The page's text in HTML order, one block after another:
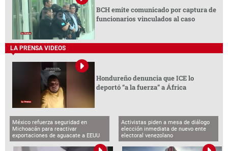
BCH emite comunicado por captura de
funcionarios vinculados al caso
LA PRENSA VIDEOS
Hondureño denuncia que ICE lo
deportó “a la fuerza” a África
México refuerza seguridad en
Michoacán para reactivar
exportaciones de aguacate a EEUU
Activistas piden a mesa de diálogo
elección inmediata de nuevo ente
electoral venezolano